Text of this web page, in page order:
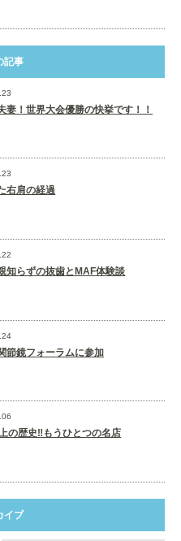
記事
妻！世界大会優勝の快挙です！！
右肩の経過
知らずの抜歯とMAF体験談
節鏡フォーラムに参加
の歴史‼️もうひとつの名店
イブ